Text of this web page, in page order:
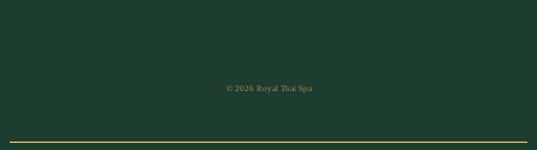
© 2026 Royal Thai Spa